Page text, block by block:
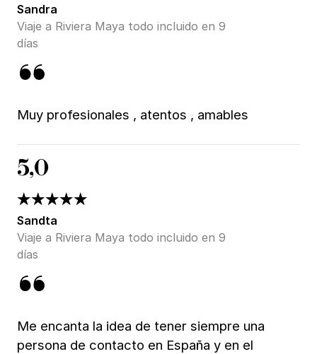
Sandra
Viaje a Riviera Maya todo incluido en 9
días
Muy profesionales , atentos , amables
5,0
Sandta
Viaje a Riviera Maya todo incluido en 9
días
Me encanta la idea de tener siempre una
persona de contacto en España y en el